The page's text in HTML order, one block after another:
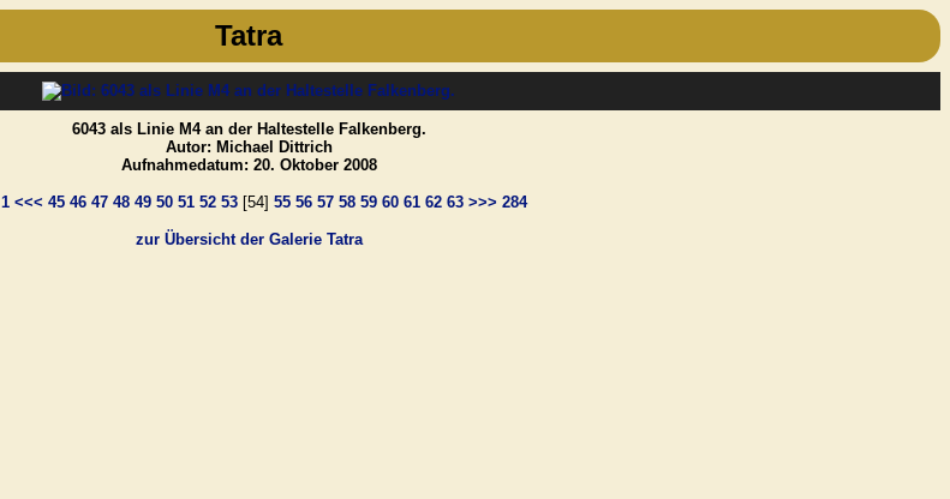
Tatra
6043 als Linie M4 an der Haltestelle Falkenberg.
Autor: Michael Dittrich
Aufnahmedatum: 20. Oktober 2008
1 <<< 45 46 47 48 49 50 51 52 53 [54] 55 56 57 58 59 60 61 62 63 >>> 284
zur Übersicht der Galerie Tatra